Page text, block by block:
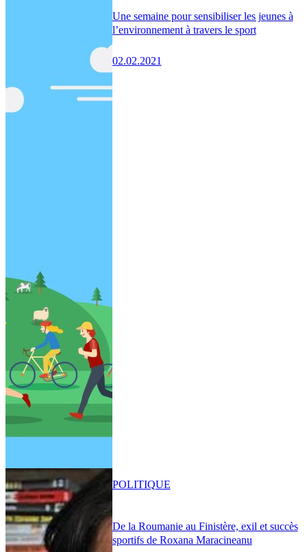
Une semaine pour sensibiliser les jeunes à
l’environnement à travers le sport
02.02.2021
De la Roumanie au Finistère, exil et succès
sportifs de Roxana Maracineanu
POLITIQUE